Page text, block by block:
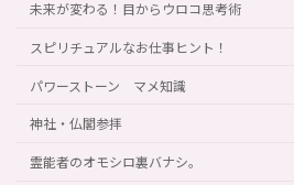
未来が変わる！目からウロコ思考術
スピリチュアルなお仕事ヒント！
パワーストーン マメ知識
神社・仏閣参拝
霊能者のオモシロ裏バナシ。